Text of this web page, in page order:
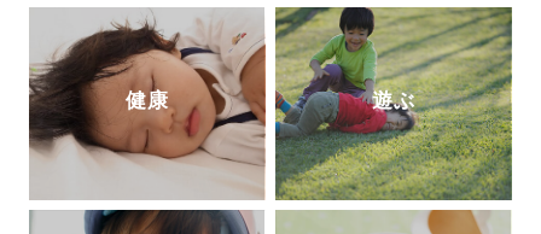
健康 遊ぶ